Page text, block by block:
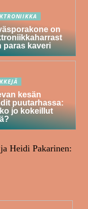
on
paras kaveri
kesän
puutarhassa:
jo kokeillut
Heidi Pakarinen: